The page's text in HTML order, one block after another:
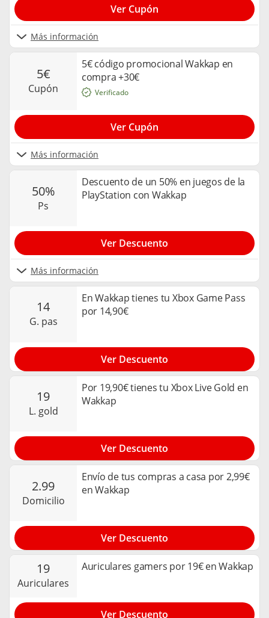
Más información
Ver Cupón
5€
cupón
5€ código promocional Wakkap en
compra +30€
Más información
Verificado
Ver Cupón
50%
ps
Descuento de un 50% en juegos de la
PlayStation con Wakkap
Más información
Ver Descuento
14
g. pas
En Wakkap tienes tu Xbox Game Pass
por 14,90€
Ver Descuento
19
l. gold
Por 19,90€ tienes tu Xbox Live Gold en
Wakkap
Ver Descuento
2.99
domicilio
Envío de tus compras a casa por 2,99€
en Wakkap
Ver Descuento
19
auriculares
Auriculares gamers por 19€ en Wakkap
Ver Descuento